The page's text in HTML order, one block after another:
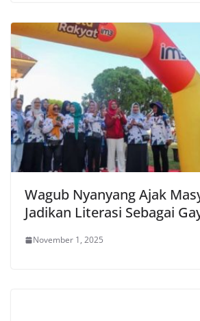
Wagub Nyanyang Ajak
Jadikan Literasi Sebagai
November 1, 2025